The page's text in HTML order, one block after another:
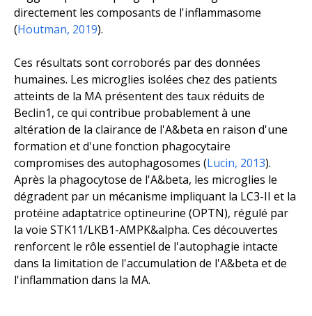
directement les composants de l'inflammasome
(Houtman, 2019).
Ces résultats sont corroborés par des données
humaines. Les microglies isolées chez des patients
atteints de la MA présentent des taux réduits de
Beclin1, ce qui contribue probablement à une
altération de la clairance de l'A&beta en raison d'une
formation et d'une fonction phagocytaire
compromises des autophagosomes (Lucin, 2013).
Après la phagocytose de l'A&beta, les microglies le
dégradent par un mécanisme impliquant la LC3-II et la
protéine adaptatrice optineurine (OPTN), régulé par
la voie STK11/LKB1-AMPK&alpha. Ces découvertes
renforcent le rôle essentiel de l'autophagie intacte
dans la limitation de l'accumulation de l'A&beta et de
l'inflammation dans la MA.